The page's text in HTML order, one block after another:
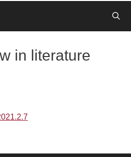
in literature